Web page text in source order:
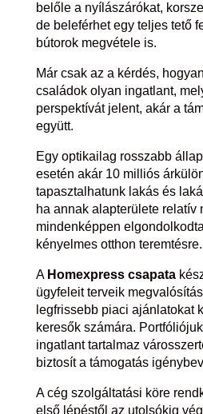
belőle a nyílászárókat,
de beleférhet egy teljes tető
bútorok megvétele is.
Már csak az a kérdés,
családok olyan ingatlant,
perspektívát jelent, akár a
együtt.
Egy optikailag rosszabb
esetén akár 10 milliós
tapasztalhatunk lakás és
ha annak alapterülete relatív
mindenképpen
kényelmes otthon teremtésre.
A Homexpress csapata
ügyfeleit terveik
legfrissebb piaci ajánlatokat
keresők számára.
ingatlant tartalmaz
biztosít a támogatás
A cég szolgáltatási köre
első lépéstől az utolsókig